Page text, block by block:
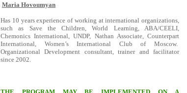
Maria Hovoumyan
Has 10 years experience of working at international organizations,
such as Save the Children, World Learning, ABA/CEELI,
Chemonics International, UNDP, Nathan Associate, Counterpart
International, Women’s International Club of Moscow.
Organizational Development consultant, trainer and facilitator
since 2002.